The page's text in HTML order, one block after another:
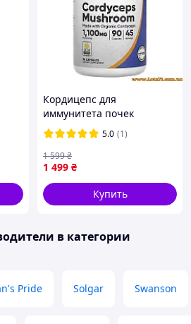
Кордицепс для
иммунитета почек
похудения женщин
потенции мужчин от
герпеса папиллом рака
онкологии Cordyceps
5.0 (1)
1 499 ₴
1 599₴
Купить
в категории
Pride Solgar Swanson